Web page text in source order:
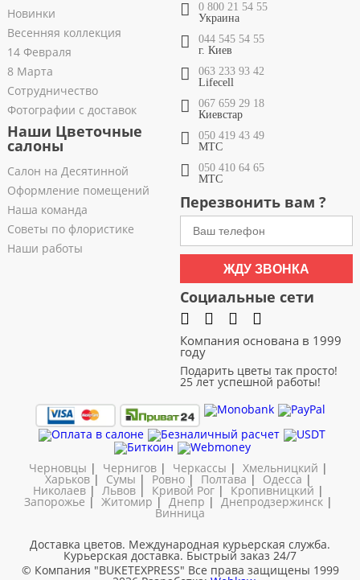
Новинки
Весенняя коллекция
14 Февраля
8 Марта
Сотрудничество
Фотографии с доставок
Наши Цветочные
салоны
Салон на Десятинной
Оформление помещений
Наша команда
Советы по флористике
Наши работы
0 800 21 54 55
Украина
044 545 54 55
г. Киев
063 233 93 42
Lifecell
067 659 29 18
Киевстар
050 419 43 49
МТС
050 410 64 65
МТС
Перезвонить вам ?
ЖДУ ЗВОНКА
Социальные сети
Компания основана в 1999
году
Подарить цветы так просто!
25 лет успешной работы!
Черновцы | Чернигов | Черкассы | Хмельницкий |
Харьков| Сумы | Ровно | Полтава | Одесса |
Николаев | Львов Кривой Рог | Кропивницкий |
Запорожье | Житомир | Днепр |Днепродзержинск |
Винница
Доставка цветов. Международная курьерская служба.
Курьерская доставка. Быстрый заказ 24/7
© Компания "BUKETEXPRESS" Все права защищены 1999